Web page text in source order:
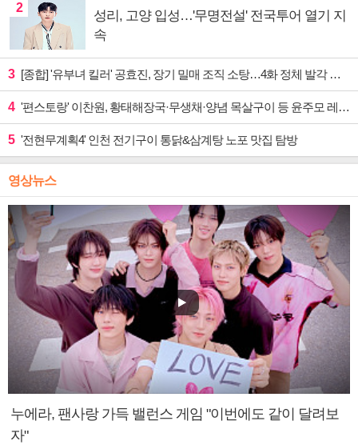
2
성리, 고양 입성…'무명전설' 전국투어 열기 지
속
3 [종합] '유부녀 킬러' 공효진, 장기 밀매 조직 소탕…4화 정체 발각 위기 예고
4 '편스토랑' 이찬원, 황태해장국·무생채·양념 목살구이 등 윤주모 레시피 섭렵
5 '전현무계획4' 인천 전기구이 통닭&삼계탕 노포 맛집 탐방
영상뉴스
누에라, 팬사랑 가득 밸런스 게임 "이번에도 같이 달려보
자"